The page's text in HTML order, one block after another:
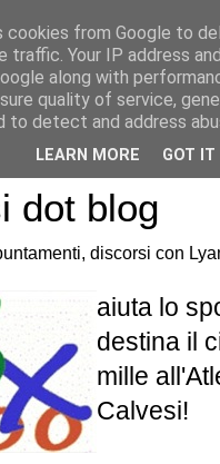
Atletica
dot blog
discorsi con
aiuta lo
destina il
mille
Calvesi!
cookies from Google to
traffic. Your IP address
along with
quality of service,
to detect and address
LEARN MORE GOT IT